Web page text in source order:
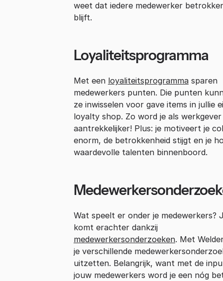
weet dat iedere medewerker
blijft.
Loyaliteitsprogramma
Met een loyaliteitsprogrammasparen
medewerkers punten. Die punten
ze inwisselen voor gave items in jullie
loyalty shop. Zo word je als
aantrekkelijker! Plus: je motiveert je
enorm, de betrokkenheid stijgt en je
waardevolle talenten binnenboord.
Wat speelt er onder je medewerkers?
komt erachter dankzij
medewerkersonderzoeken. Met
je verschillende
uitzetten. Belangrijk, want met de
jouw medewerkers word je een nóg